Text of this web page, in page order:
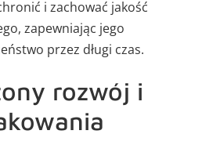
i zachować jakość
zapewniając jego
przez długi czas.
rozwój i